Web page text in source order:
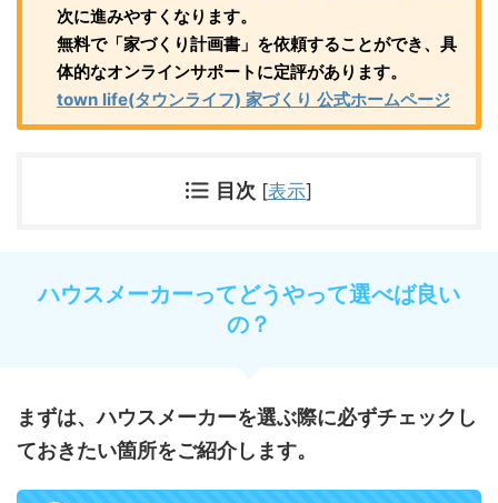
次に進みやすくなります。
無料で「家づくり計画書」を依頼することができ、具
体的なオンラインサポートに定評があります。
town life(タウンライフ) 家づくり 公式ホームページ
目次 [表示]
ハウスメーカーってどうやって選べば良い
の？
まずは、ハウスメーカーを選ぶ際に必ずチェックし
ておきたい箇所をご紹介します。